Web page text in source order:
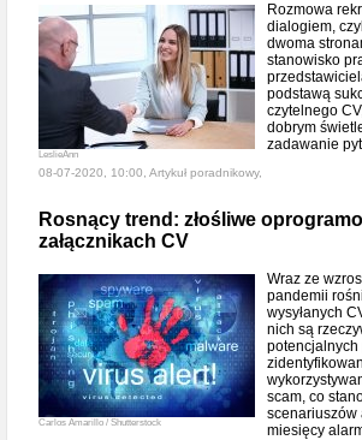
LeslieAnn
Rozmowa
dialogiem,
dwoma
stanowisko
podstawą
czytelnego
dobrym
zadawanie
08-07-2020, 10:00, Artykuł poradnikowy,
Rosnący trend: złośliwe
załącznikach CV
Carlos Amarillo / Shutterstock
Wraz ze
pandemii
wysyłanych
nich są
potencjalnych
scam, co
scenariuszów
miesięcy